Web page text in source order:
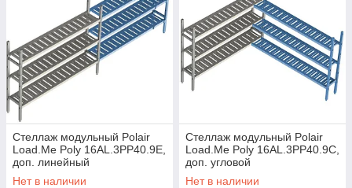
Стеллаж модульный Polair
Load.Me Poly 16AL.3PP40.9Е,
доп. линейный
Нет в наличии
Стеллаж модульный Polair
Load.Me Poly 16AL.3PP40.9C,
доп. угловой
Нет в наличии